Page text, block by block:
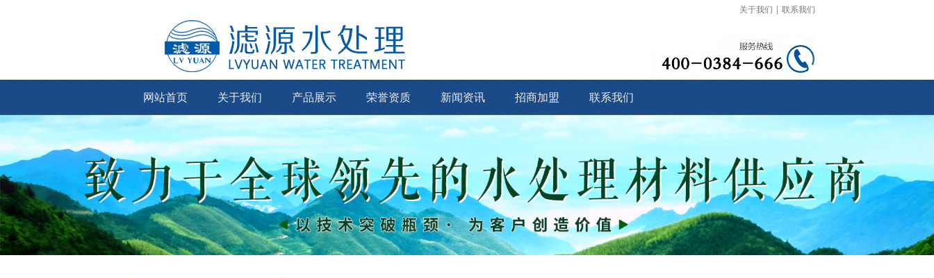
关于我们 | 联系我们
网站首页 关于我们 产品展示 荣誉资质 新闻资讯 招商加盟 联系我们